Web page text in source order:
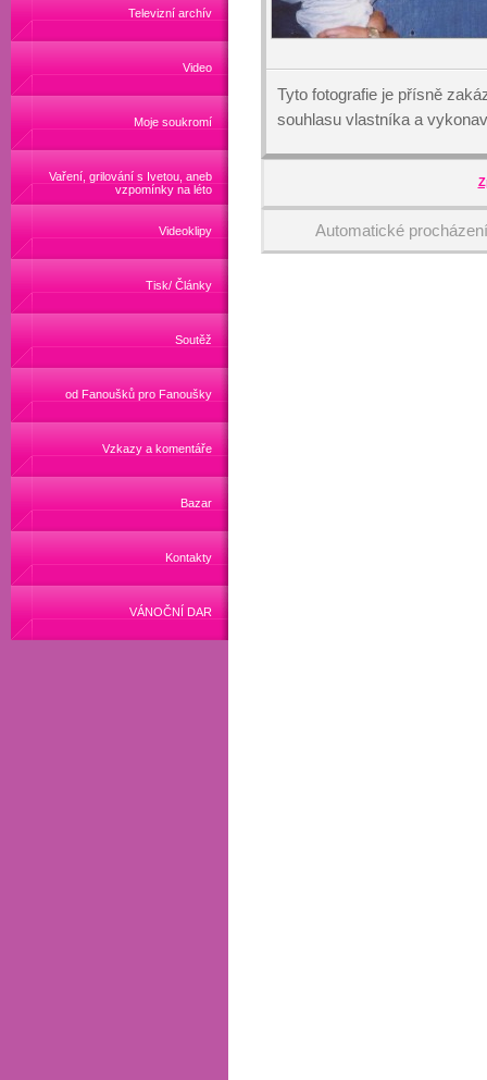
Televizní archív
Video
Moje soukromí
Vaření, grilování s Ivetou, aneb
vzpomínky na léto
Videoklipy
Tisk/ Články
Soutěž
od Fanoušků pro Fanoušky
Vzkazy a komentáře
Bazar
Kontakty
VÁNOČNÍ DAR
Tyto fotografie je přísně
souhlasu vlastníka a
Automatické